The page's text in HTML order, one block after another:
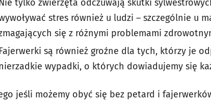
tylko zwierzęta odczuwają skutki
stres również u ludzi – szczególnie u
się z różnymi problemami
są również groźne dla tych, którzy je
wypadki, o których dowiadujemy się
jeśli możemy obyć się bez petard i